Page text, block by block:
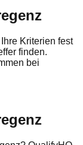
Kriterien fest
finden.
bei